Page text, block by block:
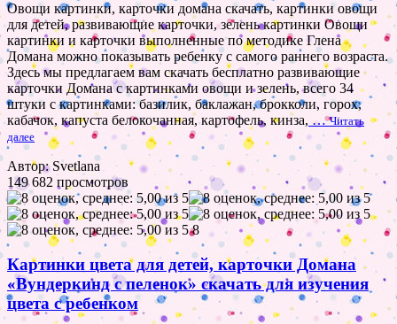
Овощи картинки, карточки домана скачать, картинки овощи
для детей, развивающие карточки, зелень картинки Овощи
картинки и карточки выполненные по методике Глена
Домана можно показывать ребенку с самого раннего возраста.
Здесь мы предлагаем вам скачать бесплатно развивающие
карточки Домана с картинками овощи и зелень, всего 34
штуки с картинками: базилик, баклажан, брокколи, горох,
кабачок, капуста белокочанная, картофель, кинза, …Читать
далее
Автор: Svetlana
149 682 просмотров
8
Картинки цвета для детей, карточки Домана
«Вундеркинд с пеленок» скачать для изучения
цвета с ребенком